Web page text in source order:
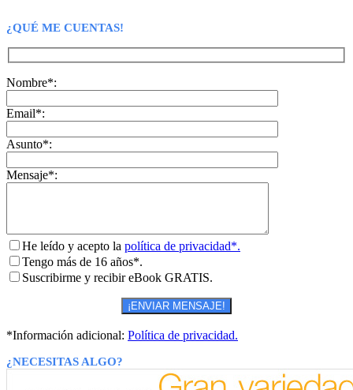
¿QUÉ ME CUENTAS!
Nombre*:
Email*:
Asunto*:
Mensaje*:
He leído y acepto la política de privacidad*.
Tengo más de 16 años*.
Suscribirme y recibir eBook GRATIS.
*Información adicional: Política de privacidad.
¿NECESITAS ALGO?